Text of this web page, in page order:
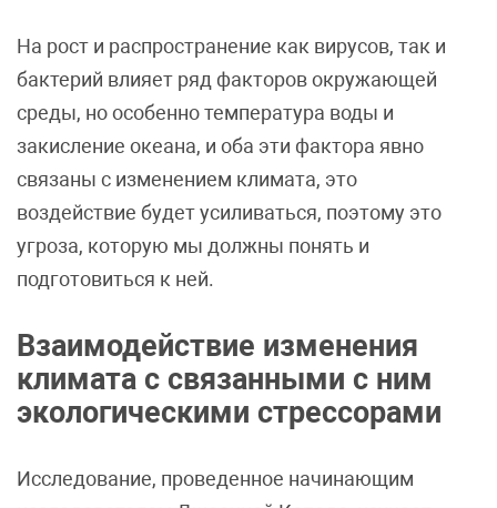
На рост и распространение как вирусов, так и
бактерий влияет ряд факторов окружающей
среды, но особенно температура воды и
закисление океана, и оба эти фактора явно
связаны с изменением климата, это
воздействие будет усиливаться, поэтому это
угроза, которую мы должны понять и
подготовиться к ней.
Взаимодействие изменения
климата с связанными с ним
экологическими стрессорами
Исследование, проведенное начинающим